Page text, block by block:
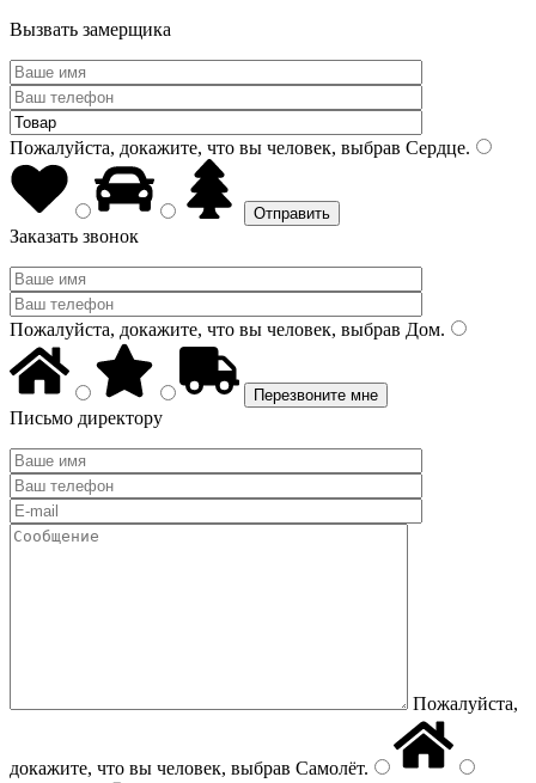
Вызвать замерщика
Пожалуйста, докажите, что вы человек, выбрав Сердце.
Заказать звонок
Пожалуйста, докажите, что вы человек, выбрав Дом.
Письмо директору
Пожалуйста,
докажите, что вы человек, выбрав Самолёт.